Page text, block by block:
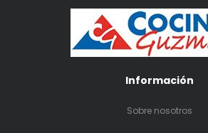
Información
Sobre nosotros